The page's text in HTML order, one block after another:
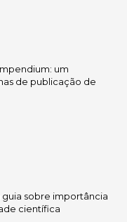
um
de publicação de
sobre importância
científica